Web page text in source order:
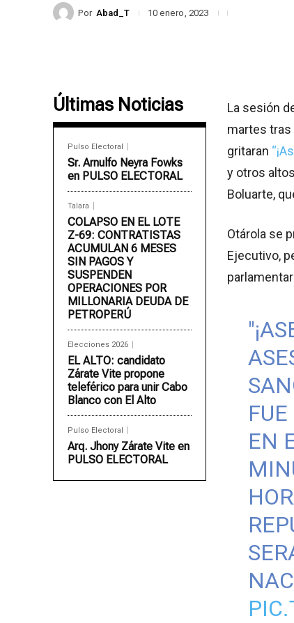
Por Abad_T 10 enero, 2023
Últimas Noticias
Pulso Electoral
Sr. Arnulfo Neyra Fowks
en PULSO ELECTORAL
Talara
COLAPSO EN EL LOTE
Z-69: CONTRATISTAS
ACUMULAN 6 MESES
SIN PAGOS Y
SUSPENDEN
OPERACIONES POR
MILLONARIA DEUDA DE
PETROPERÚ
Elecciones 2026
EL ALTO: candidato
Zárate Vite propone
teleférico para unir Cabo
Blanco con El Alto
Pulso Electoral
Arq. Jhony Zárate Vite en
PULSO ELECTORAL
La sesión
martes tras
gritaran
y otros
Boluarte,
Otárola se
Ejecutivo,
EN